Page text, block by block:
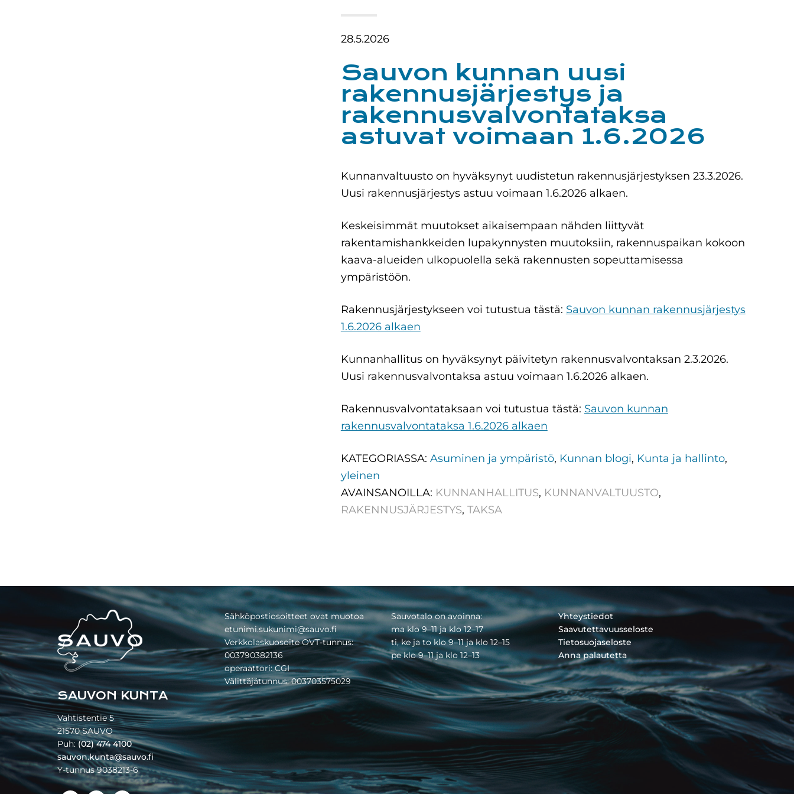
28.5.2026
Sauvon kunnan uusi
rakennusjärjestys ja
rakennusvalvontataksa
astuvat voimaan 1.6.2026
Kunnanvaltuusto on hyväksynyt uudistetun rakennusjärjestyksen 23.3.2026.
Uusi rakennusjärjestys astuu voimaan 1.6.2026 alkaen.
Keskeisimmät muutokset aikaisempaan nähden liittyvät
rakentamishankkeiden lupakynnysten muutoksiin, rakennuspaikan kokoon
kaava-alueiden ulkopuolella sekä rakennusten sopeuttamisessa
ympäristöön.
Rakennusjärjestykseen voi tutustua tästä: Sauvon kunnan rakennusjärjestys
1.6.2026 alkaen
Kunnanhallitus on hyväksynyt päivitetyn rakennusvalvontaksan 2.3.2026.
Uusi rakennusvalvontaksa astuu voimaan 1.6.2026 alkaen.
Rakennusvalvontataksaan voi tutustua tästä: Sauvon kunnan
rakennusvalvontataksa 1.6.2026 alkaen
KATEGORIASSA: Asuminen ja ympäristö, Kunnan blogi, Kunta ja hallinto,
yleinen
AVAINSANOILLA: KUNNANHALLITUS, KUNNANVALTUUSTO,
RAKENNUSJÄRJESTYS, TAKSA
SAUVON KUNTA
Vahtistentie 5
21570 SAUVO
Puh:(02) 474 4100
sauvon.kunta@sauvo.fi
Y-tunnus 9038213-6
Sähköpostiosoitteet ovat muotoa
etunimi.sukunimi@sauvo.fi
Verkkolaskuosoite OVT-tunnus:
003790382136
operaattori: CGI
Välittäjätunnus: 003703575029
Sauvotalo on avoinna:
ma klo 9–11 ja klo 12–17
ti, ke ja to klo 9–11 ja klo 12–15
pe klo 9–11 ja klo 12–13
Yhteystiedot
Saavutettavuusseloste
Tietosuojaseloste
Anna palautetta